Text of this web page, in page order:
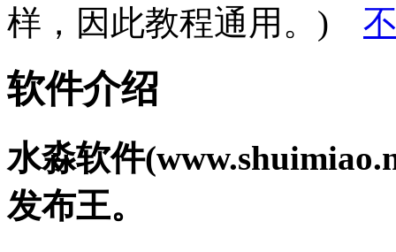
样，因此教程通用。)
软件介绍
水淼软件
发布王。